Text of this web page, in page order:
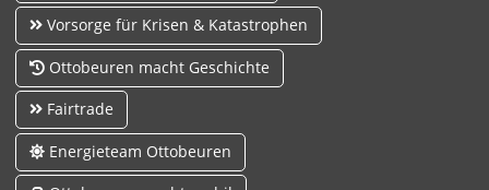
Vorsorge für Krisen & Katastrophen
Ottobeuren macht Geschichte
Fairtrade
Energieteam Ottobeuren